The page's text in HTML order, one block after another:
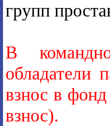
групп
В
обладатели
взнос в
взнос).